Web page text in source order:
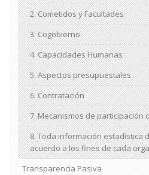
2. Cometidos y Facultades
3. Cogobierno
4. Capacidades Humanas
5. Aspectos presupuestales
6. Contratación
7. Mecanismos de participación
8. Toda información estadística
acuerdo a los fines de cada
Transparencia Pasiva